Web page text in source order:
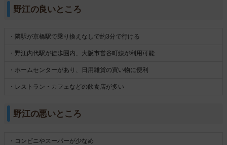
野江の良いところ
・隣駅が京橋駅で乗り換えなしで約3分で行ける
・野江内代駅が徒歩圏内、大阪市営谷町線が利用可能
・ホームセンターがあり、日用雑貨の買い物に便利
・レストラン・カフェなどの飲食店が多い
野江の悪いところ
・コンビニやスーパーが少なめ